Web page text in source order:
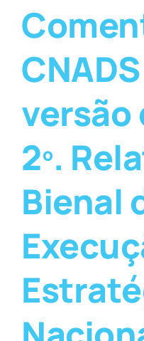
2º.
Bienal